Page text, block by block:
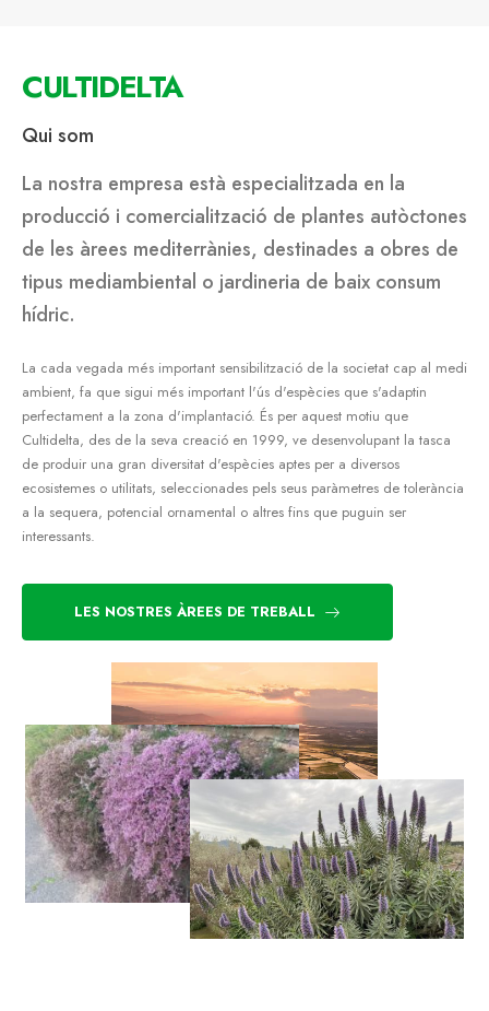
CULTIDELTA
Qui som
La nostra empresa està especialitzada en la
producció i comercialització de plantes autòctones
de les àrees mediterrànies, destinades a obres de
tipus mediambiental o jardineria de baix consum
hídric.
La cada vegada més important sensibilització de la societat cap al medi
ambient, fa que sigui més important l'ús d'espècies que s'adaptin
perfectament a la zona d'implantació. És per aquest motiu que
Cultidelta, des de la seva creació en 1999, ve desenvolupant la tasca
de produir una gran diversitat d'espècies aptes per a diversos
ecosistemes o utilitats, seleccionades pels seus paràmetres de tolerància
a la sequera, potencial ornamental o altres fins que puguin ser
interessants.
LES NOSTRES ÀREES DE TREBALL